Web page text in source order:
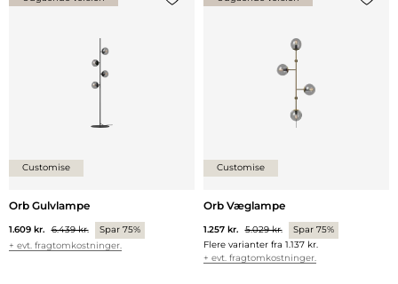
Customise
Orb Gulvlampe
1.609 kr. 6.439 kr.
Spar 75%
+ evt. fragtomkostninger.
Customise
Orb Væglampe
1.257 kr. 5.029 kr.
Spar 75%
Flere varianter fra 1.137 kr.
+ evt. fragtomkostninger.